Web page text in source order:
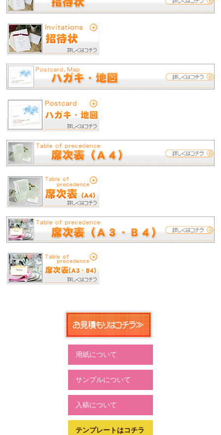
用紙について
サンプルについて
入稿について
テンプレートはコチラ